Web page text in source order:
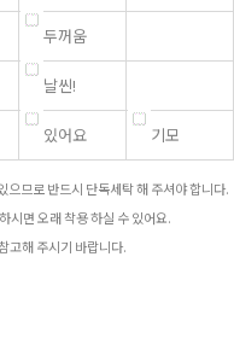
두꺼움
날씬!
있어요 기모
으므로 반드시 단독세탁 해 주셔야 합니다.
시면 오래 착용 하실 수 있어요.
고해 주시기 바랍니다.